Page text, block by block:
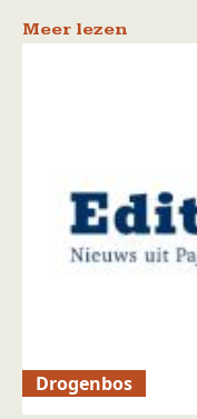
Meer lezen
Drogenbos